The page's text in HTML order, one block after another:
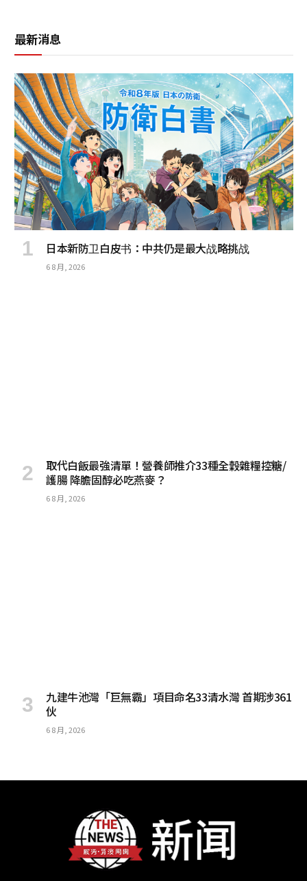
最新消息
日本新防卫白皮书：中共仍是最大战略挑战
6 8 月, 2026
取代白飯最強清單！營養師推介33種全穀雜糧控糖/
護腸 降膽固醇必吃燕麥？
6 8 月, 2026
九建牛池灣「巨無霸」項目命名33清水灣 首期涉361
伙
6 8 月, 2026